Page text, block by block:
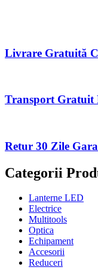
Livrare Gratuită
Transport Gratuit
Retur 30 Zile
Categorii
Lanterne LED
Electrice
Multitools
Optica
Echipament
Accesorii
Reduceri